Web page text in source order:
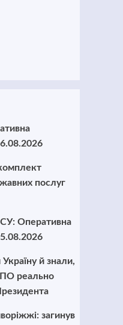
послуг
Оперативна
й знали,
реально
загинув